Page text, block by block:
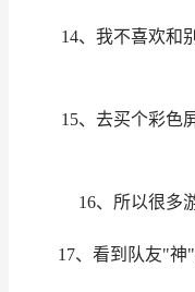
14、我不喜欢和
15、去买个彩色
16、所以很多
17、看到队友"神